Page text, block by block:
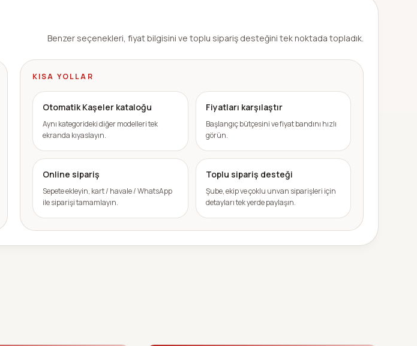
Benzer seçenekleri, fiyat bilgisini ve toplu sipariş desteğini tek noktada topladık.
KISA YOLLAR
Otomatik Kaşeler kataloğu
Aynı kategorideki diğer modelleri tek
ekranda kıyaslayın.
Fiyatları karşılaştır
Başlangıç bütçesini ve fiyat bandını hızlı
görün.
Online sipariş
Sepete ekleyin, kart / havale / WhatsApp
ile siparişi tamamlayın.
Toplu sipariş desteği
Şube, ekip ve çoklu unvan siparişleri için
detayları tek yerde paylaşın.